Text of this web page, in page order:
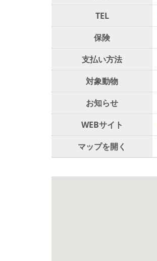
TEL
保険
支払い方法
対象動物
お知らせ
WEBサイト
マップを開く